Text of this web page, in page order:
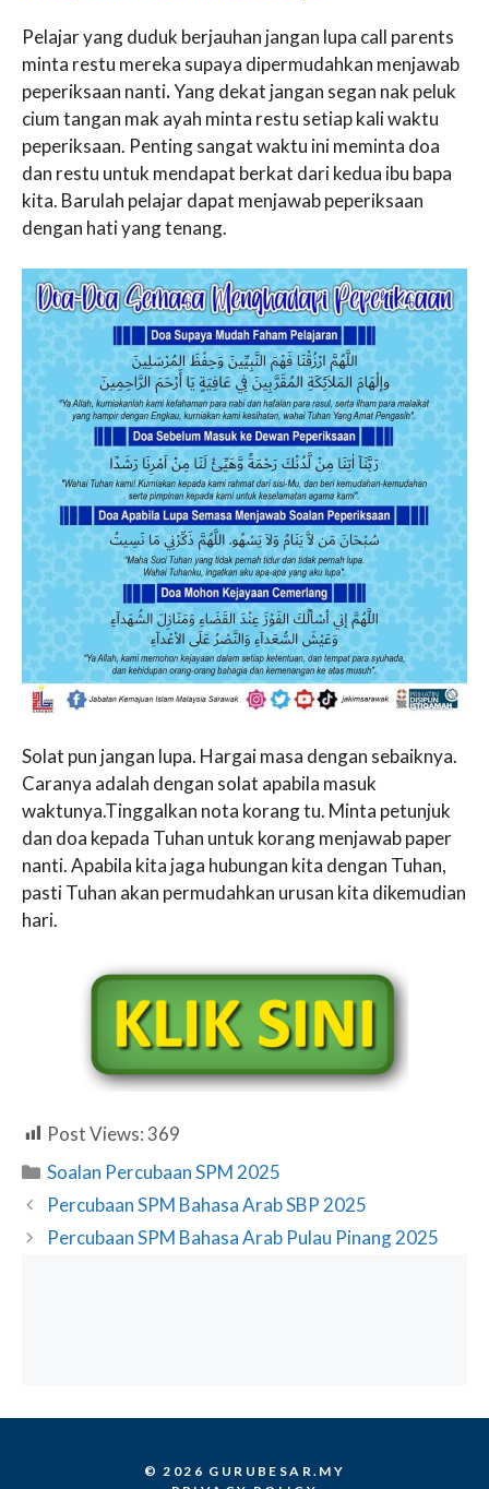
Pelajar yang duduk berjauhan jangan lupa call parents
minta restu mereka supaya dipermudahkan menjawab
peperiksaan nanti.Yang dekat jangan segan nak peluk
cium tangan mak ayah minta restu setiap kali waktu
peperiksaan. Penting sangat waktu ini meminta doa
dan restu untuk mendapat berkat dari kedua ibu bapa
kita. Barulah pelajar dapat menjawab peperiksaan
dengan hati yang tenang.
Solat pun jangan lupa. Hargai masa dengan sebaiknya.
Caranya adalah dengan solat apabila masuk
waktunya.Tinggalkan nota korang tu. Minta petunjuk
dan doa kepada Tuhan untuk korang menjawab paper
nanti. Apabila kita jaga hubungan kita dengan Tuhan,
pasti Tuhan akan permudahkan urusan kita dikemudian
hari.
Post Views:369
Categories
Soalan Percubaan SPM 2025
Percubaan SPM Bahasa Arab SBP 2025
Percubaan SPM Bahasa Arab Pulau Pinang 2025
© 2026 GURUBESAR.MY